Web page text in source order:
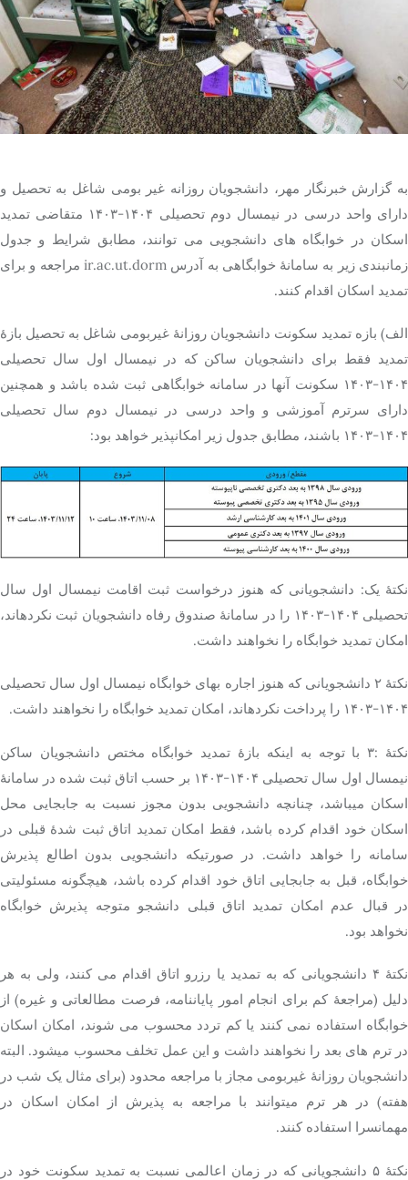
تک کده
پایگاه خبری آبان
خرید موتور ایمپلنت
به گزارش خبرنگار مهر، دانشجویان روزانه غیر بومی شاغل به تحصیل و
دارای واحد درسی در نیمسال دوم تحصیلی ۱۴۰۴-۱۴۰۳ متقاضی تمدید
اسکان در خوابگاه های دانشجویی می توانند، مطابق شرایط و جدول
زمانبندی زیر به سامانۀ خوابگاهی به آدرس ir.ac.ut.dorm مراجعه و برای
تمدید اسکان اقدام کنند.
الف) بازه تمدید سکونت دانشجویان روزانۀ غیربومی شاغل به تحصیل بازۀ
تمدید فقط برای دانشجویان ساکن که در نیمسال اول سال تحصیلی
۱۴۰۴-۱۴۰۳ سکونت آنها در سامانه خوابگاهی ثبت شده باشد و همچنین
دارای سرترم آموزشی و واحد درسی در نیمسال دوم سال تحصیلی
۱۴۰۴-۱۴۰۳ باشند، مطابق جدول زیر امکانپذیر خواهد بود:
نکتۀ یک: دانشجویانی که هنوز درخواست ثبت اقامت نیمسال اول سال
تحصیلی ۱۴۰۴-۱۴۰۳ را در سامانۀ صندوق رفاه دانشجویان ثبت نکردهاند،
امکان تمدید خوابگاه را نخواهند داشت.
نکتۀ ۲ دانشجویانی که هنوز اجاره بهای خوابگاه نیمسال اول سال تحصیلی
۱۴۰۴-۱۴۰۳ را پرداخت نکردهاند، امکان تمدید خوابگاه را نخواهند داشت.
نکتۀ :۳ با توجه به اینکه بازۀ تمدید خوابگاه مختص دانشجویان ساکن
نیمسال اول سال تحصیلی ۱۴۰۴-۱۴۰۳ بر حسب اتاق ثبت شده در سامانۀ
اسکان میباشد، چنانچه دانشجویی بدون مجوز نسبت به جابجایی محل
اسکان خود اقدام کرده باشد، فقط امکان تمدید اتاق ثبت شدۀ قبلی در
سامانه را خواهد داشت. در صورتیکه دانشجویی بدون اطالع پذیرش
خوابگاه، قبل به جابجایی اتاق خود اقدام کرده باشد، هیچگونه مسئولیتی
در قبال عدم امکان تمدید اتاق قبلی دانشجو متوجه پذیرش خوابگاه
نخواهد بود.
نکتۀ ۴ دانشجویانی که به تمدید یا رزرو اتاق اقدام می کنند، ولی به هر
دلیل (مراجعۀ کم برای انجام امور پایاننامه، فرصت مطالعاتی و غیره) از
خوابگاه استفاده نمی کنند یا کم تردد محسوب می شوند، امکان اسکان
در ترم های بعد را نخواهند داشت و این عمل تخلف محسوب میشود. البته
دانشجویان روزانۀ غیربومی مجاز با مراجعه محدود (برای مثال یک شب در
هفته) در هر ترم میتوانند با مراجعه به پذیرش از امکان اسکان در
مهمانسرا استفاده کنند.
نکتۀ ۵ دانشجویانی که در زمان اعالمی نسبت به تمدید سکونت خود در